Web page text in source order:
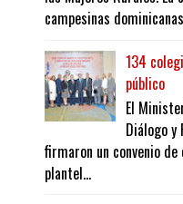
campesinas
134
público
El
Diálogo y
firmaron un convenio
plantel...